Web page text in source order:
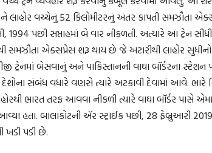
વચ્ચેનું 52 કિલોમીટરનું અંતર કાપતી સમઝૌતા
1994 પછી સપ્તાહમાં બે વાર નીકળતી. અત્યારે આ ટ્રેન
સમઝૌતા એક્સપ્રેસ શરૂ થાય છે જે અટારીથી લાહોર
બેસવાનું અને પાકિસ્તાનની વાઘા બૉર્ડરના સ્ટેશન
સંબંધ વધારે વણસે ત્યારે અટકાવી દેવામાં આવે. ભારે
ભારત તરફ આવવા નીકળી ત્યારે વાઘા બૉર્ડર પાસે
હતા. બાલાકોટની ઍર સ્ટ્રાઈક પછી, 28 ફેબ્રુઆરી
ખડી પડી છે.